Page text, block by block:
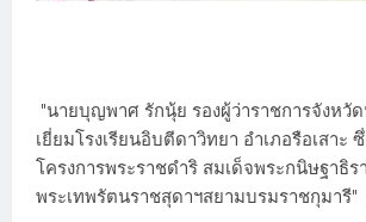
"นายบุญพาศ รักนุ้ย รองผู้ว่าราชการจังหวั
เยี่ยมโรงเรียนอิบตีดาวิทยา อำเภอรือเสาะ
โครงการพระราชดำริ สมเด็จพระกนิษฐาธิร
พระเทพรัตนราชสุดาฯสยามบรมราชกุมารี"